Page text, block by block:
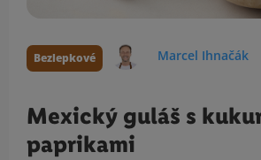
Bezlepkové Marcel Ihnačák
Mexický guláš s
paprikami